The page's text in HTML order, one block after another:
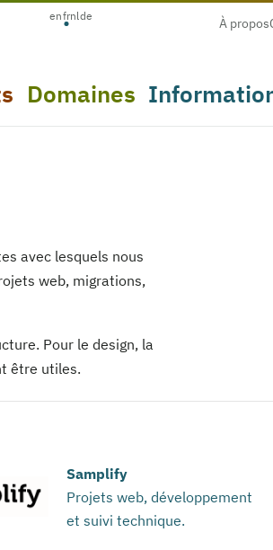
enfrnlde
À propos
Domaines
avec lesquels nous
web, migrations,
Pour le design, la
être utiles.
Samplify
Projets web, développement
et suivi technique.